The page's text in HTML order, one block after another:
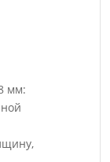
мм: